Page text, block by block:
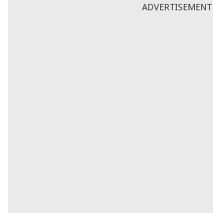
ADVERTISEMENT